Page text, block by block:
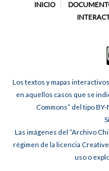
INICIO
Los textos y mapas
en aquellos casos que se
Commons” del tipo
Las imágenes del “Archivo
régimen de la licencia
uso o